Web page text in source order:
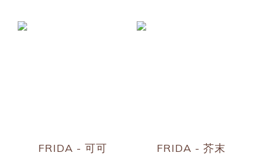
FRIDA - 可可 FRIDA - 芥末